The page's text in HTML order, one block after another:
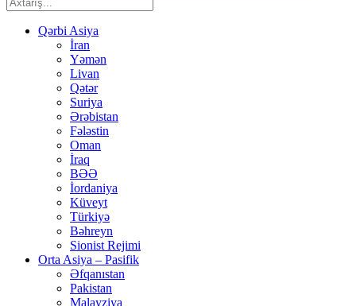
Qərbi Asiya
İran
Yəmən
Livan
Qətər
Suriya
Ərəbistan
Fələstin
Oman
İraq
BƏƏ
İordaniya
Küveyt
Türkiyə
Bəhreyn
Sionist Rejimi
Orta Asiya – Pasifik
Əfqanıstan
Pakistan
Malayziya